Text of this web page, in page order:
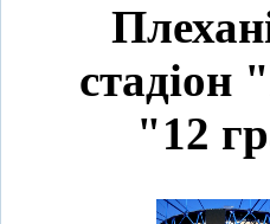
стадіон
"12